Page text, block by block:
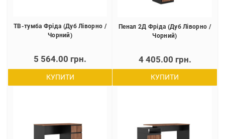
ТВ-тумба Фріда (Дуб Ліворно /
Чорний)
5 564.00 грн.
КУПИТИ
Пенал 2Д Фріда (Дуб Ліворно /
Чорний)
4 405.00 грн.
КУПИТИ